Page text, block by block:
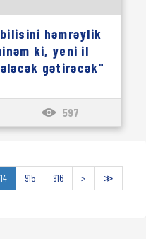
həmrəylik
ki, yeni il
gətirəcək"
597
915 916 > ≫